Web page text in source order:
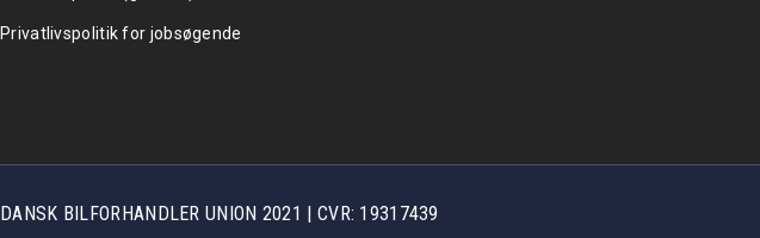
Privatlivspolitik for jobsøgende
DANSK BILFORHANDLER UNION 2021 | CVR: 19317439